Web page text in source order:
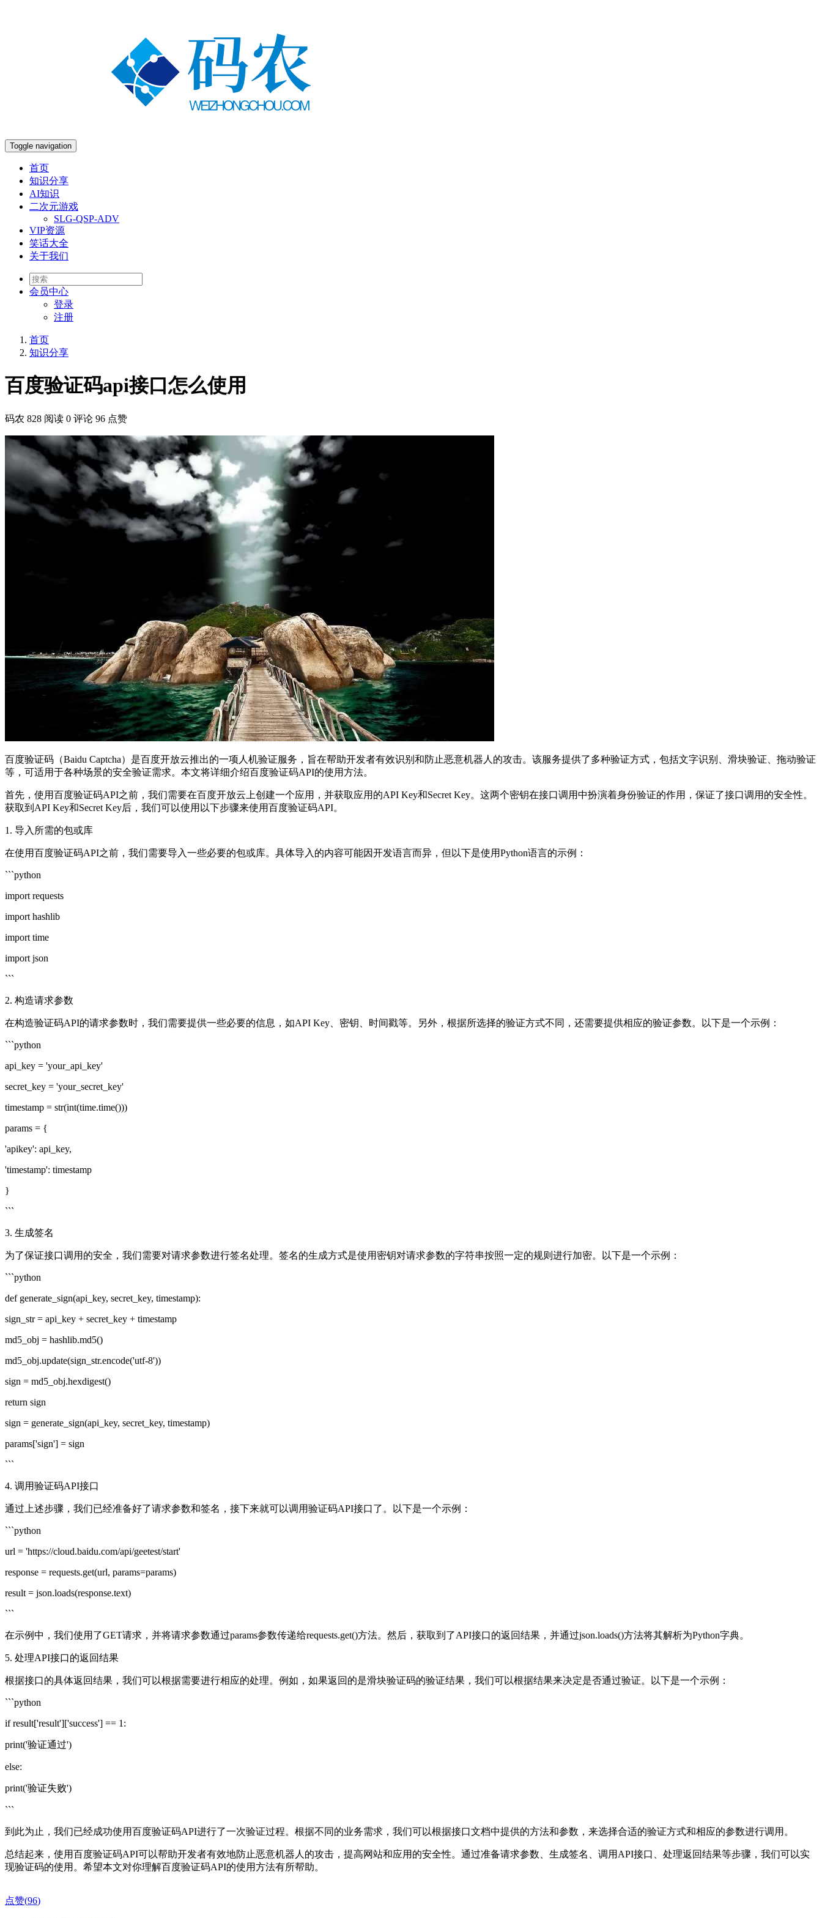
Toggle navigation
首页
知识分享
AI知识
二次元游戏
SLG-QSP-ADV
VIP资源
笑话大全
关于我们
会员中心
登录
注册
首页
知识分享
百度验证码api接口怎么使用
码农 828 阅读 0 评论 96 点赞
百度验证码（Baidu Captcha）是百度开放云推出的一项人机验证服务，旨在帮助开发者有效识别和防止恶意机器人的攻击。该服务提供了多种验证方式，包括文字识别、滑块验证、拖动验证
等，可适用于各种场景的安全验证需求。本文将详细介绍百度验证码API的使用方法。
首先，使用百度验证码API之前，我们需要在百度开放云上创建一个应用，并获取应用的API Key和Secret Key。这两个密钥在接口调用中扮演着身份验证的作用，保证了接口调用的安全性。
获取到API Key和Secret Key后，我们可以使用以下步骤来使用百度验证码API。
1. 导入所需的包或库
在使用百度验证码API之前，我们需要导入一些必要的包或库。具体导入的内容可能因开发语言而异，但以下是使用Python语言的示例：
```python
import requests
import hashlib
import time
import json
```
2. 构造请求参数
在构造验证码API的请求参数时，我们需要提供一些必要的信息，如API Key、密钥、时间戳等。另外，根据所选择的验证方式不同，还需要提供相应的验证参数。以下是一个示例：
```python
api_key = 'your_api_key'
secret_key = 'your_secret_key'
timestamp = str(int(time.time()))
params = {
'apikey': api_key,
'timestamp': timestamp
}
```
3. 生成签名
为了保证接口调用的安全，我们需要对请求参数进行签名处理。签名的生成方式是使用密钥对请求参数的字符串按照一定的规则进行加密。以下是一个示例：
```python
def generate_sign(api_key, secret_key, timestamp):
sign_str = api_key + secret_key + timestamp
md5_obj = hashlib.md5()
md5_obj.update(sign_str.encode('utf-8'))
sign = md5_obj.hexdigest()
return sign
sign = generate_sign(api_key, secret_key, timestamp)
params['sign'] = sign
```
4. 调用验证码API接口
通过上述步骤，我们已经准备好了请求参数和签名，接下来就可以调用验证码API接口了。以下是一个示例：
```python
url = 'https://cloud.baidu.com/api/geetest/start'
response = requests.get(url, params=params)
result = json.loads(response.text)
```
在示例中，我们使用了GET请求，并将请求参数通过params参数传递给requests.get()方法。然后，获取到了API接口的返回结果，并通过json.loads()方法将其解析为Python字典。
5. 处理API接口的返回结果
根据接口的具体返回结果，我们可以根据需要进行相应的处理。例如，如果返回的是滑块验证码的验证结果，我们可以根据结果来决定是否通过验证。以下是一个示例：
```python
if result['result']['success'] == 1:
print('验证通过')
else:
print('验证失败')
```
到此为止，我们已经成功使用百度验证码API进行了一次验证过程。根据不同的业务需求，我们可以根据接口文档中提供的方法和参数，来选择合适的验证方式和相应的参数进行调用。
总结起来，使用百度验证码API可以帮助开发者有效地防止恶意机器人的攻击，提高网站和应用的安全性。通过准备请求参数、生成签名、调用API接口、处理返回结果等步骤，我们可以实
现验证码的使用。希望本文对你理解百度验证码API的使用方法有所帮助。
点赞(96)